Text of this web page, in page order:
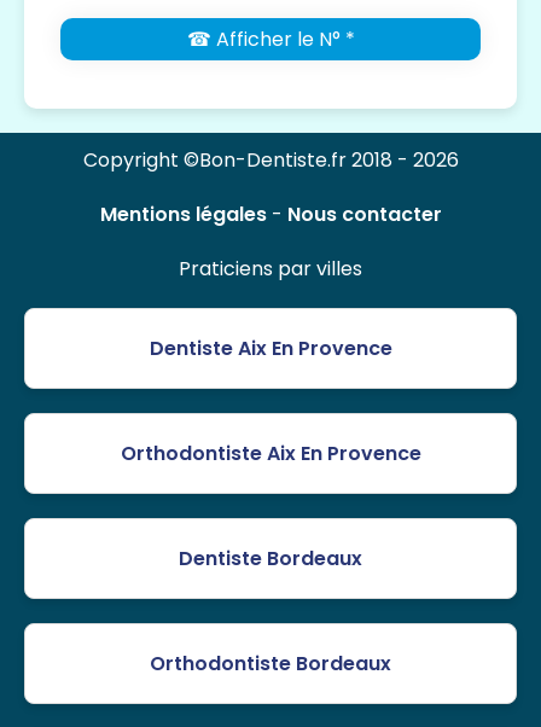
☎ Afficher le N° *
Copyright ©Bon-Dentiste.fr 2018 - 2026
Mentions légales- Nous contacter
Praticiens par villes
Dentiste Aix En Provence
Orthodontiste Aix En Provence
Dentiste Bordeaux
Orthodontiste Bordeaux